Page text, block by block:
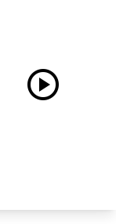
play_circle